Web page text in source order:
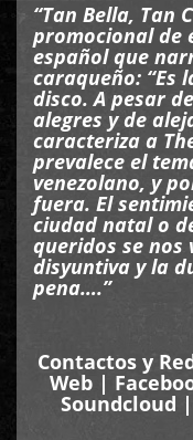
“Tan Bella, Tan
promocional de
español que
caraqueño: “Es
disco. A pesar
alegres y de
caracteriza a
prevalece el
venezolano, y
fuera. El
ciudad natal o
queridos se nos
disyuntiva y la
pena….”
Contactos y
Web |
Soundcloud |